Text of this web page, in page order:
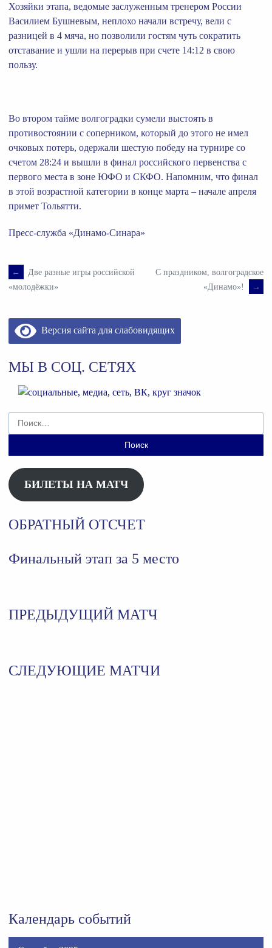
Хозяйки этапа, ведомые заслуженным тренером России
Василием Бушневым, неплохо начали встречу, вели с
разницей в 4 мяча, но позволили гостям чуть сократить
отставание и ушли на перерыв при счете 14:12 в свою
пользу.
Во втором тайме волгоградки сумели выстоять в
противостоянии с соперником, который до этого не имел
очковых потерь, одержали шестую победу на турнире со
счетом 28:24 и вышли в финал российского первенства с
первого места в зоне ЮФО и СКФО. Напомним, что финал
в этой возрастной категории в конце марта – начале апреля
примет Тольятти.
Пресс-служба «Динамо-Синара»
Навигация
по
записям
←
Две разные игры российской
«молодёжки»
С праздником, волгоградское
«Динамо»!
→
Версия сайта для слабовидящих
МЫ В СОЦ. СЕТЯХ
Найти:
БИЛЕТЫ НА МАТЧ
ОБРАТНЫЙ ОТСЧЕТ
Финальный этап за 5 место
ПРЕДЫДУЩИЙ МАТЧ
СЛЕДУЮЩИЕ МАТЧИ
Календарь событий